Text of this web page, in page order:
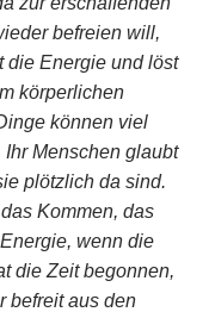
befreien will,
die Energie und löst
körperlichen
können viel
Menschen glaubt
plötzlich da sind.
Kommen, das
wenn die
die Zeit begonnen,
befreit aus den